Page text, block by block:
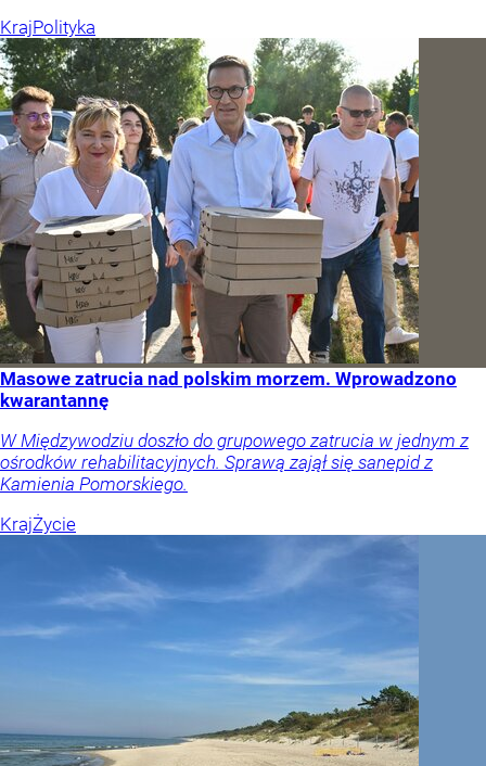
KrajPolityka
Masowe zatrucia nad polskim morzem. Wprowadzono
kwarantannę
W Międzywodziu doszło do grupowego zatrucia w jednym z
ośrodków rehabilitacyjnych. Sprawą zajął się sanepid z
Kamienia Pomorskiego.
KrajŻycie